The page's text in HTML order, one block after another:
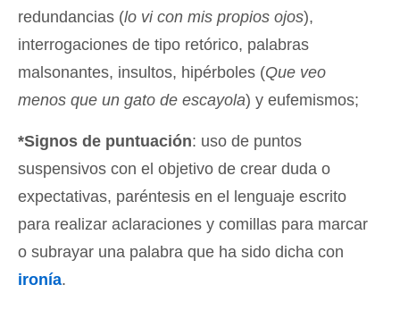
redundancias (lo vi con mis propios ojos),
interrogaciones de tipo retórico, palabras
malsonantes, insultos, hipérboles (Que veo
menos que un gato de escayola) y eufemismos;
*Signos de puntuación: uso de puntos
suspensivos con el objetivo de crear duda o
expectativas, paréntesis en el lenguaje escrito
para realizar aclaraciones y comillas para marcar
o subrayar una palabra que ha sido dicha con
ironía.